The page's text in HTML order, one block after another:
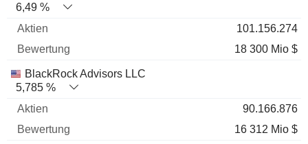
6,49 %
101.156.274
18 300 Mio $
BlackRock Advisors LLC
5,785 %
90.166.876
16 312 Mio $